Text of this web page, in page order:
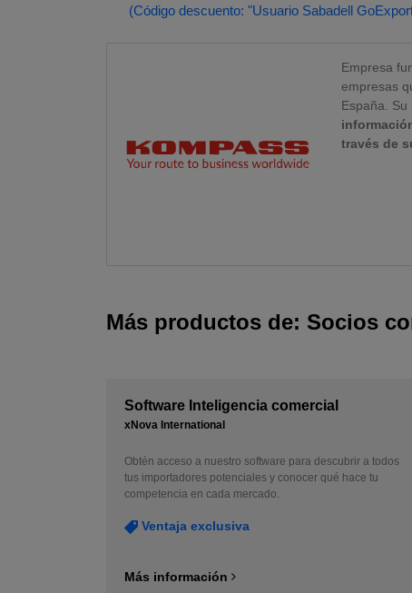
(Código descuento: "Usuario Sabadell
Empresa
empresas
España.
través de
Más productos de: Socios
Software Inteligencia comercial
xNova International
Obtén acceso a nuestro software para descubrir a todos
tus importadores potenciales y conocer qué hace tu
competencia en cada mercado.
Ventaja exclusiva
Más información